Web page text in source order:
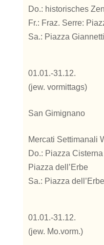
Do.: historisches
Fr.: Fraz. Serre:
Sa.: Piazza Giannetti
01.01.-31.12.
(jew. vormittags)
San Gimignano
Mercati Settimanali
Do.: Piazza
Piazza dell’Erbe
Sa.: Piazza dell’Erbe
01.01.-31.12.
(jew. Mo.vorm.)